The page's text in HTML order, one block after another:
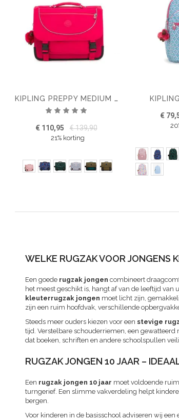
KIPLING PREPPY MEDIUM SCHOOLTAS
Waardering:
€ 110,95 € 139,90
21% korting
€
WELKE RUGZAK VOOR JONGENS
Een goede rugzak jongen combineert
het meest geschikt is, hangt af van de leeftijd
kleuterrugzak jongen moet licht zijn,
zijn een ruim hoofdvak, verschillende
Steeds meer ouders kiezen voor een stevige
tijd. Verstelbare schouderriemen, een
dat boeken, schriften en andere schoolspullen
RUGZAK JONGEN 10 JAAR –
Een rugzak jongen 10 jaar moet voldoende
turngerief. Een slimme vakverdeling helpt
bergen.
Voor kinderen in de basisschool adviseren wij een